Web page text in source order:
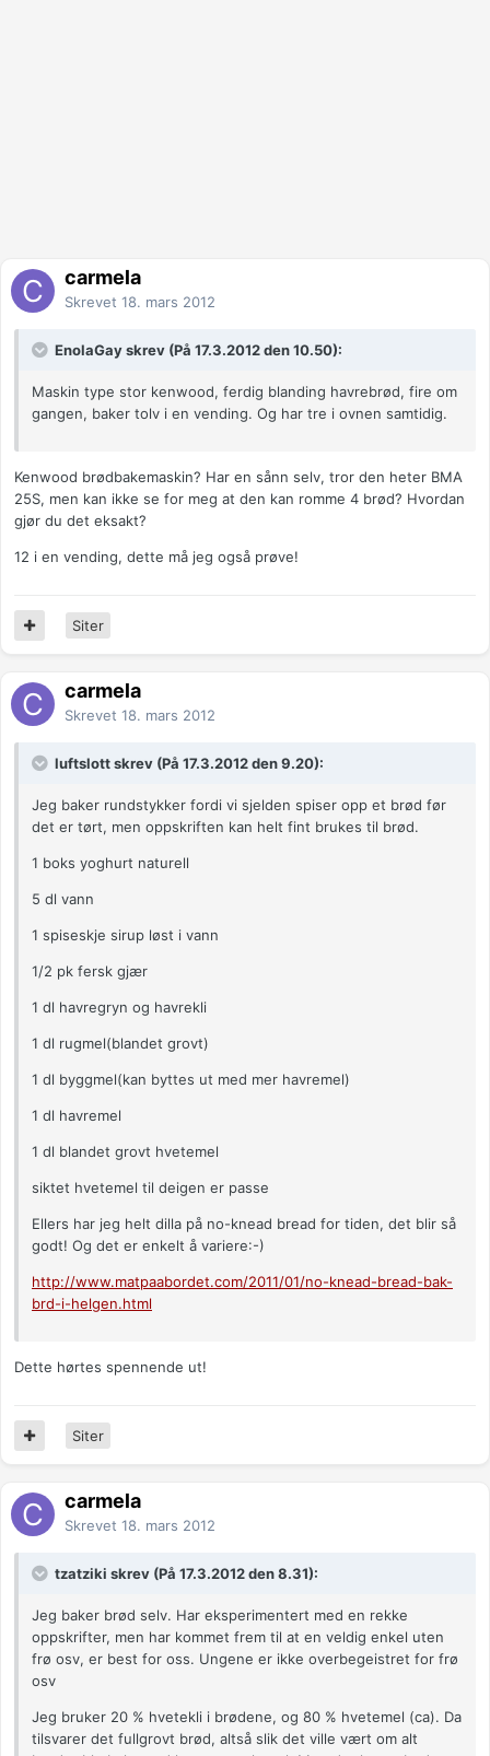
carmela
Skrevet 18. mars 2012
EnolaGay skrev (På 17.3.2012 den 10.50):
Maskin type stor kenwood, ferdig blanding havrebrød, fire om
gangen, baker tolv i en vending. Og har tre i ovnen samtidig.
Kenwood brødbakemaskin? Har en sånn selv, tror den heter BMA
25S, men kan ikke se for meg at den kan romme 4 brød? Hvordan
gjør du det eksakt?
12 i en vending, dette må jeg også prøve!
Siter
carmela
Skrevet 18. mars 2012
luftslott skrev (På 17.3.2012 den 9.20):
Jeg baker rundstykker fordi vi sjelden spiser opp et brød før
det er tørt, men oppskriften kan helt fint brukes til brød.
1 boks yoghurt naturell
5 dl vann
1 spiseskje sirup løst i vann
1/2 pk fersk gjær
1 dl havregryn og havrekli
1 dl rugmel(blandet grovt)
1 dl byggmel(kan byttes ut med mer havremel)
1 dl havremel
1 dl blandet grovt hvetemel
siktet hvetemel til deigen er passe
Ellers har jeg helt dilla på no-knead bread for tiden, det blir så
godt! Og det er enkelt å variere:-)
http://www.matpaabordet.com/2011/01/no-knead-bread-bak-
brd-i-helgen.html
Dette hørtes spennende ut!
Siter
carmela
Skrevet 18. mars 2012
tzatziki skrev (På 17.3.2012 den 8.31):
Jeg baker brød selv. Har eksperimentert med en rekke
oppskrifter, men har kommet frem til at en veldig enkel uten
frø osv, er best for oss. Ungene er ikke overbegeistret for frø
osv
Jeg bruker 20 % hvetekli i brødene, og 80 % hvetemel (ca). Da
tilsvarer det fullgrovt brød, altså slik det ville vært om alt